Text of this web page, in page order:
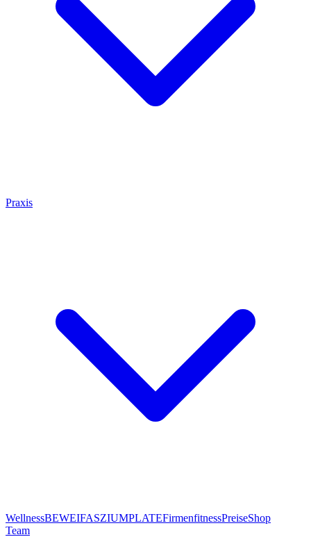
Praxis
WellnessBEWEIFASZIUMPLATEFirmenfitnessPreiseShop
Team